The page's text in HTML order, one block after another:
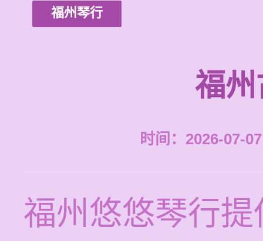
福州琴行
福
时间：2026-07-
福州悠悠琴行